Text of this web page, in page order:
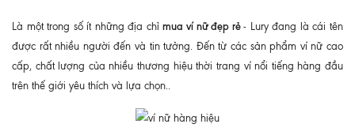
Là một trong số ít những địa chỉmua ví nữ đẹp rẻ- Lury đang là cái tên
được rất nhiều người đến và tin tưởng. Đến từ các sản phẩm ví nữ cao
cấp, chất lượng của nhiều thương hiệu thời trang ví nổi tiếng hàng đầu
trên thế giới yêu thích và lựa chọn..